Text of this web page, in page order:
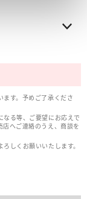
す。予めご了承くださ
なる等、ご要望にお応えで
へご連絡のうえ、商談を
しくお願いいたします。